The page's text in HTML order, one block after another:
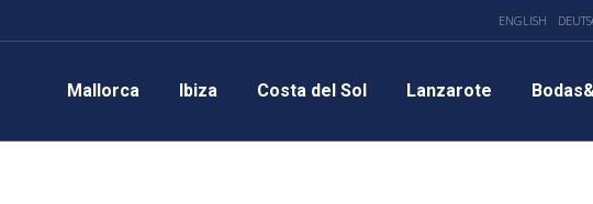
ENGLISH
Mallorca Ibiza Costa del Sol Lanzarote